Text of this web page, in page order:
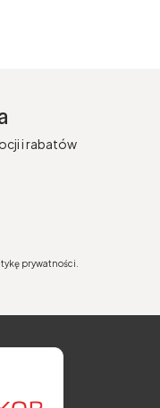
i rabatów
prywatności.